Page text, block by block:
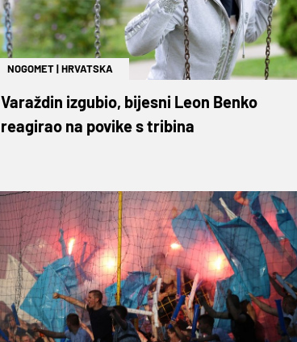
NOGOMET|HRVATSKA
Varaždin izgubio, bijesni Leon Benko
reagirao na povike s tribina